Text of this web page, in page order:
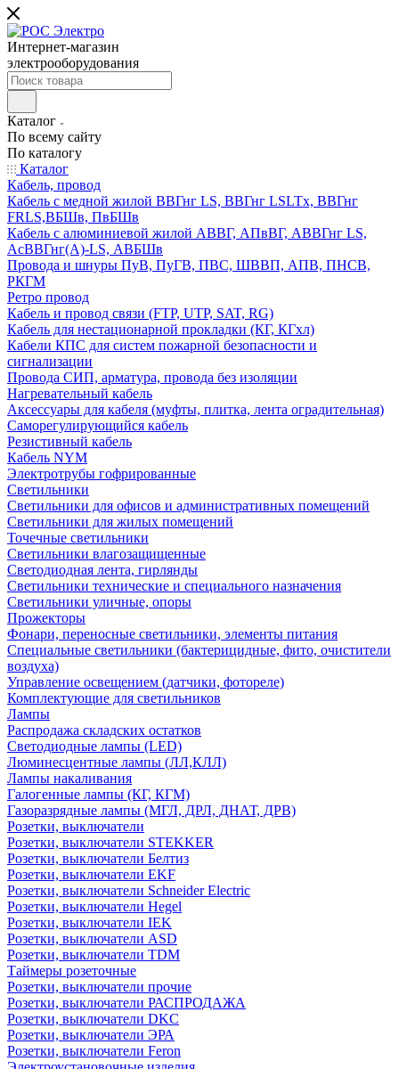
Интернет-магазин
электрооборудования
Каталог
По всему сайту
По каталогу
Каталог
Кабель, провод
Кабель с медной жилой ВВГнг LS, ВВГнг LSLTx, ВВГнг
FRLS,ВБШв, ПвБШв
Кабель с алюминиевой жилой АВВГ, АПвВГ, АВВГнг LS,
АсВВГнг(А)-LS, АВБШв
Провода и шнуры ПуВ, ПуГВ, ПВС, ШВВП, АПВ, ПНСВ,
РКГМ
Ретро провод
Кабель и провод связи (FTP, UTP, SAT, RG)
Кабель для нестационарной прокладки (КГ, КГхл)
Кабели КПС для систем пожарной безопасности и
сигнализации
Провода СИП, арматура, провода без изоляции
Нагревательный кабель
Аксессуары для кабеля (муфты, плитка, лента оградительная)
Саморегулирующийся кабель
Резистивный кабель
Кабель NYM
Электротрубы гофрированные
Светильники
Светильники для офисов и административных помещений
Светильники для жилых помещений
Точечные светильники
Светильники влагозащищенные
Светодиодная лента, гирлянды
Светильники технические и специального назначения
Светильники уличные, опоры
Прожекторы
Фонари, переносные светильники, элементы питания
Специальные светильники (бактерицидные, фито, очистители
воздуха)
Управление освещением (датчики, фотореле)
Комплектующие для светильников
Лампы
Распродажа складских остатков
Светодиодные лампы (LED)
Люминесцентные лампы (ЛЛ,КЛЛ)
Лампы накаливания
Галогенные лампы (КГ, КГМ)
Газоразрядные лампы (МГЛ, ДРЛ, ДНАТ, ДРВ)
Розетки, выключатели
Розетки, выключатели STEKKER
Розетки, выключатели Белтиз
Розетки, выключатели EKF
Розетки, выключатели Schneider Electric
Розетки, выключатели Hegel
Розетки, выключатели IEK
Розетки, выключатели ASD
Розетки, выключатели TDM
Таймеры розеточные
Розетки, выключатели прочие
Розетки, выключатели РАСПРОДАЖА
Розетки, выключатели DKC
Розетки, выключатели ЭРА
Розетки, выключатели Feron